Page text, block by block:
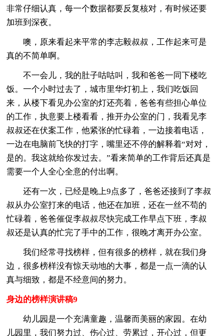
非常仔细认真，每一个数据都要反复核对，有时候还要
加班到深夜。
噢，原来看起来平常的李志毅叔叔，工作起来可是
真的不简单啊。
不一会儿，我的肚子咕咕叫，我和爸爸一同下楼吃
饭。一个小时过去了，城市里华灯初上，我们吃饭回
来，从楼下看见办公室的灯还亮着，爸爸有些担心单位
的工作，执意要上楼看看，推开办公室的门，我看见李
叔叔还在伏案工作，他紧张的忙碌着，一边接着电话，
一边在电脑前飞快的打字，嘴里还不停的解释着“对对，
是的。我这就给你发过去。”看来简单的工作背后还真是
需要一个人全心全意的付出啊。
还有一次，已经是晚上9点多了，爸爸还接到了李叔
叔从办公室打来的电话，他还在加班，还在一丝不苟的
忙碌着，爸爸催促李叔叔尽快完成工作早点下班，李叔
叔还是认真的忙完了手中的工作，很晚才离开办公室。
我们经常寻找榜样，但有很多的榜样，就在我们身
边，很多榜样没有惊天动地的大事，都是一点一滴的认
真与细致，都是不经意间的努力。
身边的榜样演讲稿9
幼儿园是一个充满童趣，温馨而美丽的家园。在幼
儿园里，我们努力过、伤心过、劳累过，开心过，但更